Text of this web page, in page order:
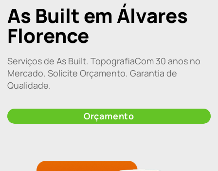
As Built em Álvares
Florence
Serviços de As Built. TopografiaCom 30 anos no
Mercado. Solicite Orçamento. Garantia de
Qualidade.
Orçamento